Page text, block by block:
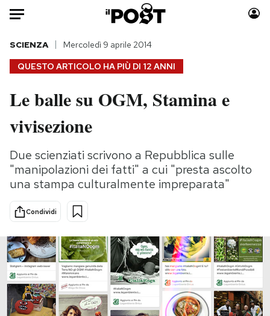
Auto
HOME
Italia
Politica
Tecnologia
Internet
Scienza
Cultura
Economia
Sport
Moda
Storie/Idee
Ok Boomer!
Media
Mondiali calcio 2026
PODCAST
QUESTO ARTICOLO HA PIÙ DI 12 ANNI
SCIENZA Mercoledì 9 aprile 2014
Le balle su OGM, Stamina e
vivisezione
Due scienziati scrivono a Repubblica sulle
"manipolazioni dei fatti" a cui "presta ascolto
una stampa culturalmente impreparata"
Condividi